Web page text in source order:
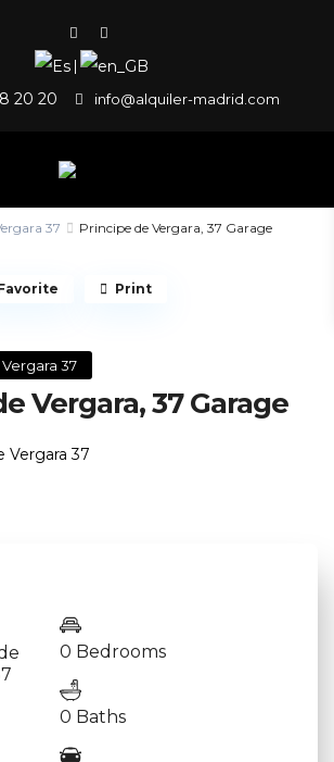
|
20 20 info@alquiler-madrid.com
37 Principe de Vergara, 37 Garage
37
Vergara, 37 Garage
Vergara 37
Print
0 Bedrooms
0 Baths